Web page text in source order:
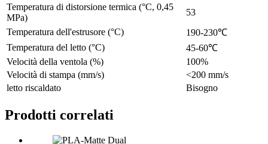
Temperatura di distorsione termica (°C, 0,45
MPa)
53
Temperatura dell'estrusore (°C)
190-230℃
Temperatura del letto (°C)
45-60℃
Velocità della ventola (%)
100%
Velocità di stampa (mm/s)
<200 mm/s
letto riscaldato
Bisogno
Prodotti correlati